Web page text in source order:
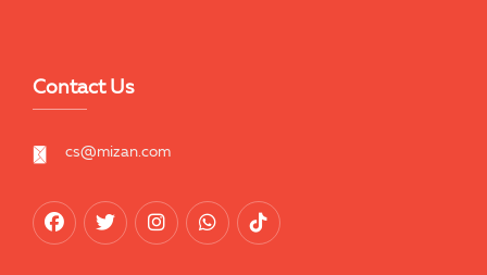
Contact Us
cs@mizan.com